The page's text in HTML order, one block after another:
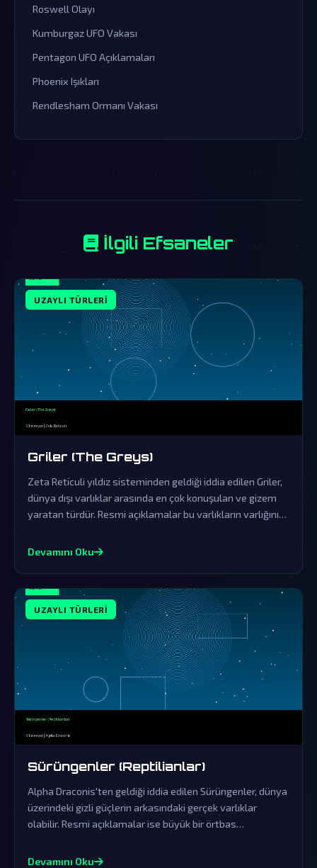
Roswell Olayı
Kumburgaz UFO Vakası
Pentagon UFO Açıklamaları
Phoenix Işıkları
Rendlesham Ormanı Vakası
İlgili Efsaneler
UZAYLI TÜRLERI
Griler (The Greys)
Zeta Reticuli yıldız sisteminden geldiği iddia edilen Griler,
dünya dışı varlıklar arasında en çok konuşulan ve gizem
yaratan türdür. Resmi açıklamalar bu varlıkların varlığını
çabalarından ibarettir.
Devamını Oku
UZAYLI TÜRLERI
Sürüngenler (Reptilianlar)
Alpha Draconis'ten geldiği iddia edilen Sürüngenler, dünya
üzerindeki gizli güçlerin arkasındaki gerçek varlıklar
olabilir. Resmi açıklamalar ise büyük bir örtbas
Devamını Oku